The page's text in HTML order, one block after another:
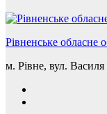
Рівненське обласне
м. Рівне, вул. Василя